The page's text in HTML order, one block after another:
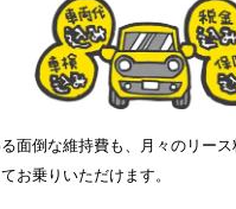
面倒な維持費も、月々のリー
お乗りいただけます。